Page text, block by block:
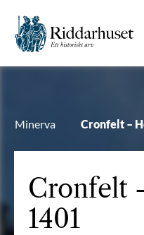
Minerva Cronfelt –
Cronfelt
1401